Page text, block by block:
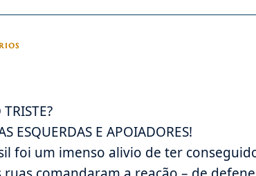
ESQUERDAS E APOIADORES!
foi um imenso alivio de ter